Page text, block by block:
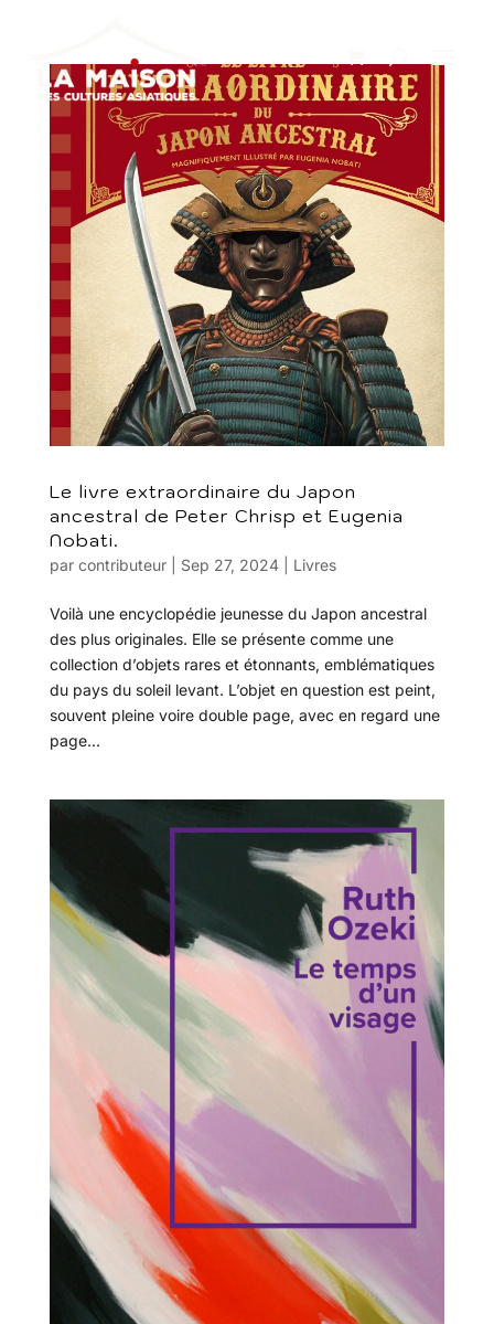
Le livre extraordinaire du Japon
ancestral de Peter Chrisp et Eugenia
Nobati.
par contributeur| Sep 27, 2024| Livres
Voilà une encyclopédie jeunesse du Japon ancestral
des plus originales. Elle se présente comme une
collection d’objets rares et étonnants, emblématiques
du pays du soleil levant. L’objet en question est peint,
souvent pleine voire double page, avec en regard une
page...